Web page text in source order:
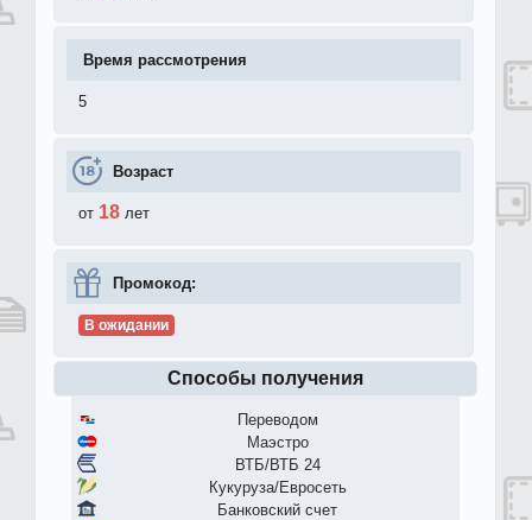
Время рассмотрения
5
Возраст
от 18 лет
Промокод:
В ожидании
Способы получения
Переводом
Маэстро
ВТБ/ВТБ 24
Кукуруза/Евросеть
Банковский счет